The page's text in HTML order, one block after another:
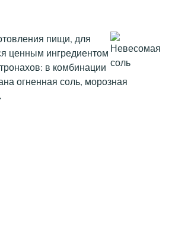
пищи, для
ценным ингредиентом
в комбинации
огненная соль, морозная